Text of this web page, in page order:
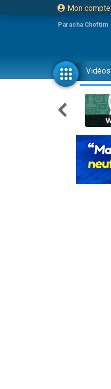
Mon compte
Paracha Choftim
Vidéos